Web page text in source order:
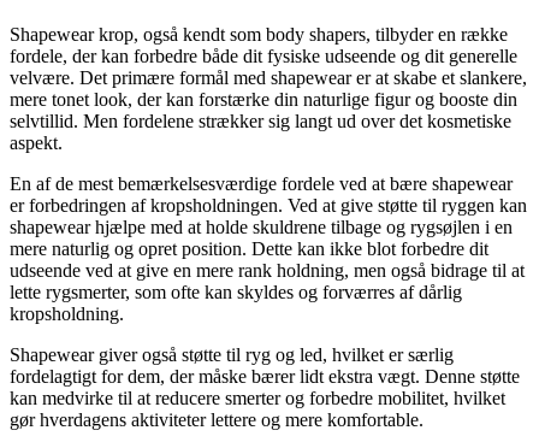
Shapewear krop, også kendt som body shapers, tilbyder en række
fordele, der kan forbedre både dit fysiske udseende og dit generelle
velvære. Det primære formål med shapewear er at skabe et slankere,
mere tonet look, der kan forstærke din naturlige figur og booste din
selvtillid. Men fordelene strækker sig langt ud over det kosmetiske
aspekt.
En af de mest bemærkelsesværdige fordele ved at bære shapewear
er forbedringen af kropsholdningen. Ved at give støtte til ryggen kan
shapewear hjælpe med at holde skuldrene tilbage og rygsøjlen i en
mere naturlig og opret position. Dette kan ikke blot forbedre dit
udseende ved at give en mere rank holdning, men også bidrage til at
lette rygsmerter, som ofte kan skyldes og forværres af dårlig
kropsholdning.
Shapewear giver også støtte til ryg og led, hvilket er særlig
fordelagtigt for dem, der måske bærer lidt ekstra vægt. Denne støtte
kan medvirke til at reducere smerter og forbedre mobilitet, hvilket
gør hverdagens aktiviteter lettere og mere komfortable.